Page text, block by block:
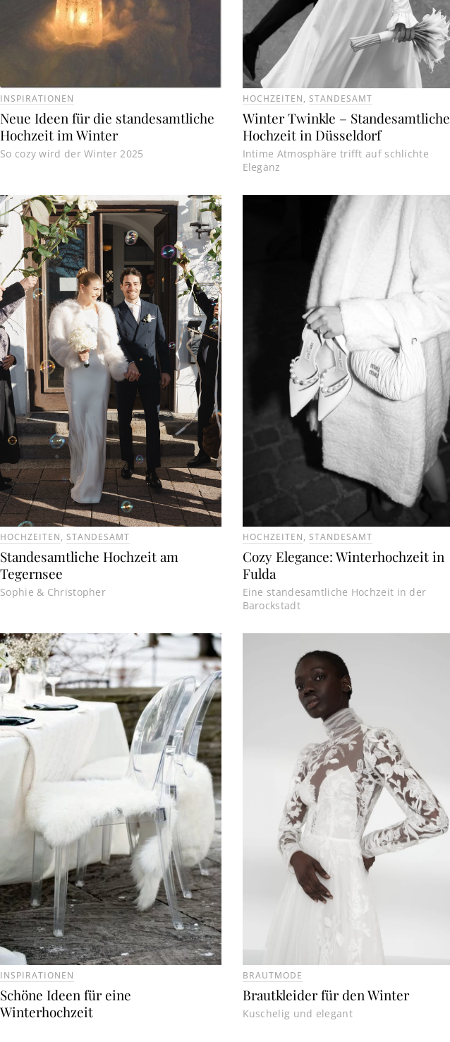
INSPIRATIONEN
Neue Ideen für die standesamtliche
Hochzeit im Winter
So cozy wird der Winter 2025
HOCHZEITEN, STANDESAMT
Winter Twinkle – Standesamtliche
Hochzeit in Düsseldorf
Intime Atmosphäre trifft auf schlichte
Eleganz
HOCHZEITEN, STANDESAMT
Standesamtliche Hochzeit am
Tegernsee
Sophie & Christopher
HOCHZEITEN, STANDESAMT
Cozy Elegance: Winterhochzeit in
Fulda
Eine standesamtliche Hochzeit in der
Barockstadt
INSPIRATIONEN
Schöne Ideen für eine
Winterhochzeit
BRAUTMODE
Brautkleider für den Winter
Kuschelig und elegant